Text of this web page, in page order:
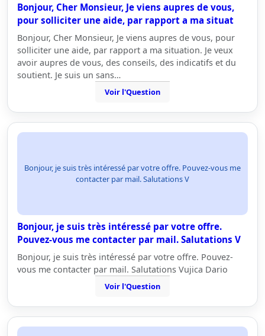
Bonjour, Cher Monsieur, Je viens aupres de vous,
pour solliciter une aide, par rapport a ma situat
Bonjour, Cher Monsieur, Je viens aupres de vous, pour
solliciter une aide, par rapport a ma situation. Je veux
avoir aupres de vous, des conseils, des indicatifs et du
soutient. Je suis un sans…
Voir l'Question
Bonjour, je suis très intéressé par votre offre. Pouvez-vous me
contacter par mail. Salutations V
Bonjour, je suis très intéressé par votre offre.
Pouvez-vous me contacter par mail. Salutations V
Bonjour, je suis très intéressé par votre offre. Pouvez-
vous me contacter par mail. Salutations Vujica Dario
Voir l'Question